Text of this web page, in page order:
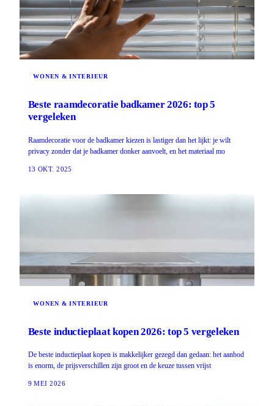
WONEN & INTERIEUR
Beste raamdecoratie badkamer 2026: top 5
vergeleken
Raamdecoratie voor de badkamer kiezen is lastiger dan het lijkt: je wilt
privacy zonder dat je badkamer donker aanvoelt, en het materiaal mo
13 OKT. 2025
WONEN & INTERIEUR
Beste inductieplaat kopen 2026: top 5 vergeleken
De beste inductieplaat kopen is makkelijker gezegd dan gedaan: het aanbod
is enorm, de prijsverschillen zijn groot en de keuze tussen vrijst
9 MEI 2026